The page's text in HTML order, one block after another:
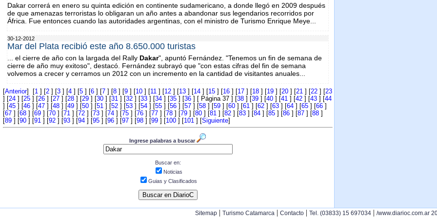
Dakar correrá en enero su quinta edición en continente sudamericano, a donde llegó en 2009 después
de que amenazas terroristas lo obligaran un año antes a abandonar sus legendarios recorridos por
África. Fue entonces cuando las autoridades argentinas, con el ministro de Turismo Enrique Meye...
30-12-2012
Mar del Plata recibió este año 8.650.000 turistas
... el cierre de año con la largada del Rally Dakar", apuntó Fernández. "Tenemos un fin de semana de
cierre de año muy exitoso", destacó. Fernández subrayó que "con estas cifras del fin de semana
volvemos a crecer y cerramos un 2012 con un incremento en la cantidad de visitantes anuales...
[Anterior] [1 ] [2 ] [3 ] [4 ] [5 ] [6 ] [7 ] [8 ] [9 ] [10 ] [11 ] [12 ] [13 ] [14 ] [15 ] [16 ] [17 ] [18 ] [19 ] [20 ] [21 ] [22 ] [23
] [24 ] [25 ] [26 ] [27 ] [28 ] [29 ] [30 ] [31 ] [32 ] [33 ] [34 ] [35 ] [36 ] [ Página 37 ] [38 ] [39 ] [40 ] [41 ] [42 ] [43 ] [44
] [45 ] [46 ] [47 ] [48 ] [49 ] [50 ] [51 ] [52 ] [53 ] [54 ] [55 ] [56 ] [57 ] [58 ] [59 ] [60 ] [61 ] [62 ] [63 ] [64 ] [65 ] [66 ]
[67 ] [68 ] [69 ] [70 ] [71 ] [72 ] [73 ] [74 ] [75 ] [76 ] [77 ] [78 ] [79 ] [80 ] [81 ] [82 ] [83 ] [84 ] [85 ] [86 ] [87 ] [88 ]
[89 ] [90 ] [91 ] [92 ] [93 ] [94 ] [95 ] [96 ] [97 ] [98 ] [99 ] [100 ] [101 ] [Siguiente]
Ingrese palabras a buscar
Buscar en:
Noticias
Guias y Clasificados
Sitemap | Turismo Catamarca | Contacto | Tel. (03833) 15 697034 | /www.diarioc.com.ar